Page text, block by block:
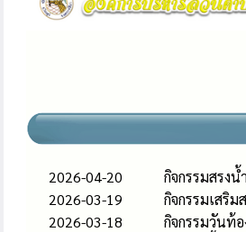
2026-04-20
กิจกรรมสรง
2026-03-19
กิจกรรมเสริม
2026-03-18
กิจกรรมวันท้